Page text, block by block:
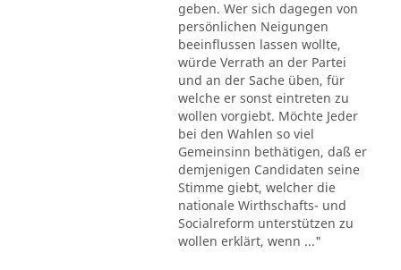
geben. Wer sich dagegen von
persönlichen Neigungen
beeinflussen lassen wollte,
würde Verrath an der Partei
und an der Sache üben, für
welche er sonst eintreten zu
wollen vorgiebt. Möchte Jeder
bei den Wahlen so viel
Gemeinsinn bethätigen, daß er
demjenigen Candidaten seine
Stimme giebt, welcher die
nationale Wirthschafts- und
Socialreform unterstützen zu
wollen erklärt, wenn ..."